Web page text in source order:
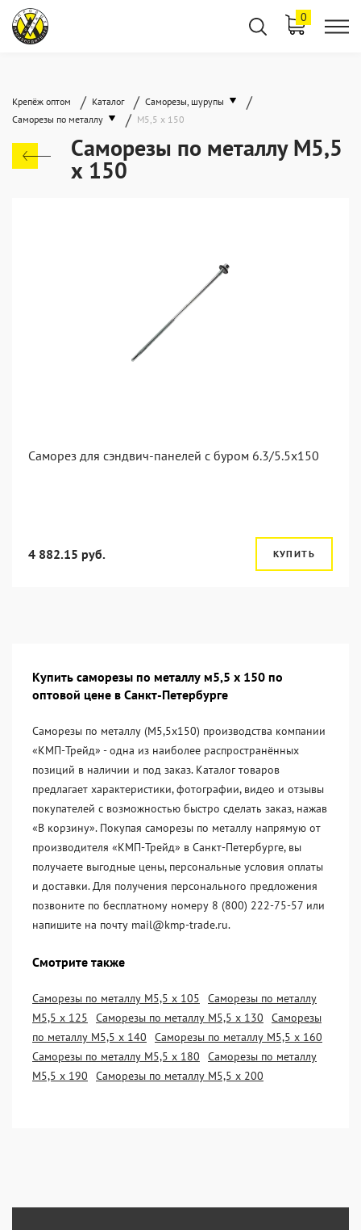
0
Крепёж оптом / Каталог / Саморезы, шурупы /
Саморезы по металлу / М5,5 х 150
Саморезы по металлу М5,5
х 150
Саморез для сэндвич-панелей с буром 6.3/5.5x150
4 882.15 руб. КУПИТЬ
Купить саморезы по металлу м5,5 х 150 по
оптовой цене в Санкт-Петербурге
Саморезы по металлу (М5,5х150) производства компании
«KМП-Трейд» - одна из наиболее распространённых
позиций в наличии и под заказ. Каталог товаров
предлагает характеристики, фотографии, видео и отзывы
покупателей с возможностью быстро сделать заказ, нажав
«В корзину». Покупая саморезы по металлу напрямую от
производителя «KМП-Трейд» в Санкт-Петербурге, вы
получаете выгодные цены, персональные условия оплаты
и доставки. Для получения персонального предложения
позвоните по бесплатному номеру 8 (800) 222-75-57 или
напишите на почту mail@kmp-trade.ru.
Смотрите также
Саморезы по металлу М5,5 х 105
Саморезы по металлу
М5,5 х 125
Саморезы по металлу М5,5 х 130
Саморезы
по металлу М5,5 х 140
Саморезы по металлу М5,5 х 160
Саморезы по металлу М5,5 х 180
Саморезы по металлу
М5,5 х 190
Саморезы по металлу М5,5 х 200